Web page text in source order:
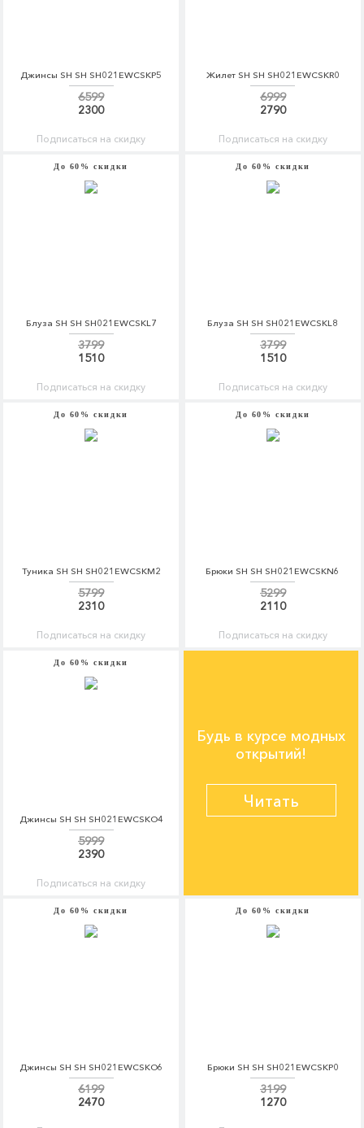
Джинсы SH SH SH021EWCSKP5
6599
2300
Подписаться на скидку
Жилет SH SH SH021EWCSKR0
6999
2790
Подписаться на скидку
До 60% скидки
Блуза SH SH SH021EWCSKL7
3799
1510
Подписаться на скидку
До 60% скидки
Блуза SH SH SH021EWCSKL8
3799
1510
Подписаться на скидку
До 60% скидки
Туника SH SH SH021EWCSKM2
5799
2310
Подписаться на скидку
До 60% скидки
Брюки SH SH SH021EWCSKN6
5299
2110
Подписаться на скидку
До 60% скидки
Джинсы SH SH SH021EWCSKO4
5999
2390
Подписаться на скидку
Будь в курсе модных
открытий!
Читать
До 60% скидки
Джинсы SH SH SH021EWCSKO6
6199
2470
До 60% скидки
Брюки SH SH SH021EWCSKP0
3199
1270